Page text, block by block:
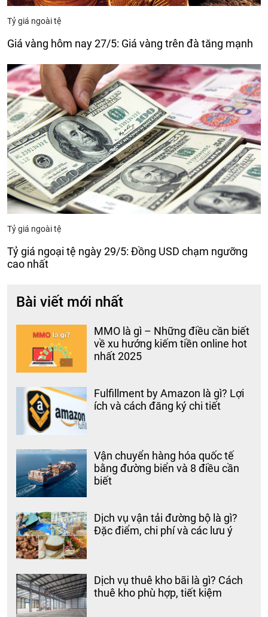
Tỷ giá ngoài tệ
Giá vàng hôm nay 27/5: Giá vàng trên đà tăng mạnh
Tỷ giá ngoài tệ
Tỷ giá ngoại tệ ngày 29/5: Đồng USD chạm ngưỡng
cao nhất
Bài viết mới nhất
MMO là gì – Những điều cần biết
về xu hướng kiếm tiền online hot
nhất 2025
Fulfillment by Amazon là gì? Lợi
ích và cách đăng ký chi tiết
Vận chuyển hàng hóa quốc tế
bằng đường biển và 8 điều cần
biết
Dịch vụ vận tải đường bộ là gì?
Đặc điểm, chi phí và các lưu ý
Dịch vụ thuê kho bãi là gì? Cách
thuê kho phù hợp, tiết kiệm